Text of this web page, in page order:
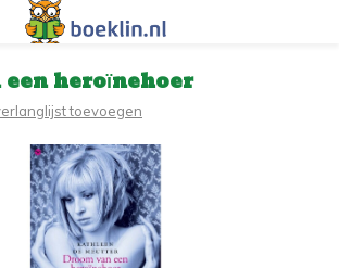
heroïnehoer
toevoegen